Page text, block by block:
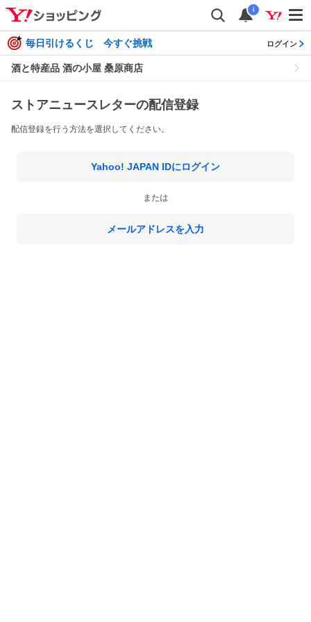
i
毎日引けるくじ 今すぐ挑戦 ログイン
酒と特産品 酒の小屋 桑原商店
ストアニュースレターの配信登録
配信登録を行う方法を選択してください。
Yahoo! JAPAN IDにログイン
または
メールアドレスを入力